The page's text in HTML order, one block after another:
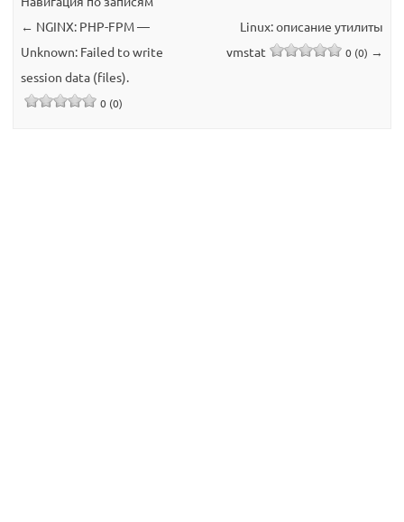
← NGINX: PHP-FPM —
Unknown: Failed to write
session data (files).
0 (0)
Linux: описание утилиты
vmstat
0 (0) →